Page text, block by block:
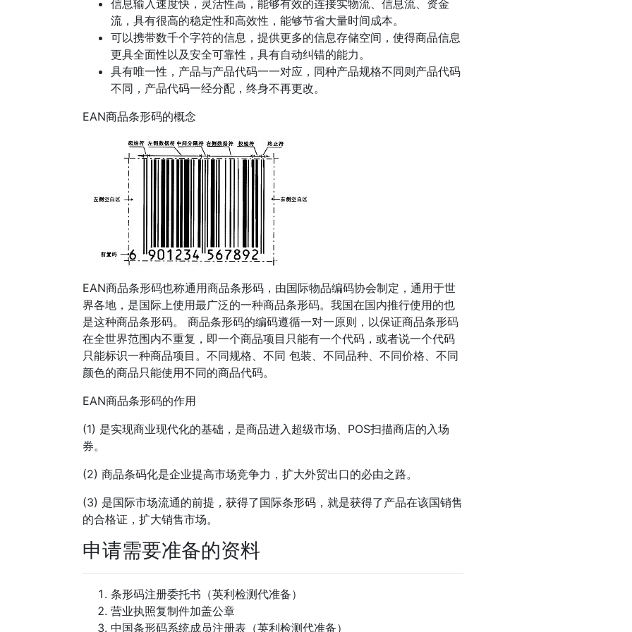
信息输入速度快，灵活性高，能够有效的连接实物流、信息流、资金
流，具有很高的稳定性和高效性，能够节省大量时间成本。
可以携带数千个字符的信息，提供更多的信息存储空间，使得商品信息
更具全面性以及安全可靠性，具有自动纠错的能力。
具有唯一性，产品与产品代码一一对应，同种产品规格不同则产品代码
不同，产品代码一经分配，终身不再更改。
EAN商品条形码的概念
EAN商品条形码也称通用商品条形码，由国际物品编码协会制定，通用于世
界各地，是国际上使用最广泛的一种商品条形码。我国在国内推行使用的也
是这种商品条形码。 商品条形码的编码遵循一对一原则，以保证商品条形码
在全世界范围内不重复，即一个商品项目只能有一个代码，或者说一个代码
只能标识一种商品项目。不同规格、不同 包装、不同品种、不同价格、不同
颜色的商品只能使用不同的商品代码。
EAN商品条形码的作用
(1) 是实现商业现代化的基础，是商品进入超级市场、POS扫描商店的入场
券。
(2) 商品条码化是企业提高市场竞争力，扩大外贸出口的必由之路。
(3) 是国际市场流通的前提，获得了国际条形码，就是获得了产品在该国销售
的合格证，扩大销售市场。
申请需要准备的资料
条形码注册委托书（英利检测代准备）
营业执照复制件加盖公章
中国条形码系统成员注册表（英利检测代准备）